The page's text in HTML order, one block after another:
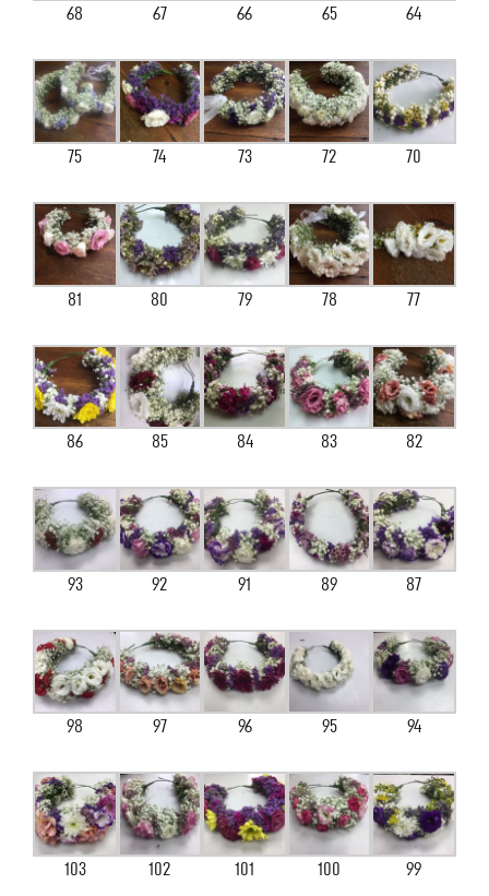
64
65
66
67
68
70
72
73
74
75
77
78
79
80
81
82
83
84
85
86
87
89
91
92
93
94
95
96
97
98
99
100
101
102
103